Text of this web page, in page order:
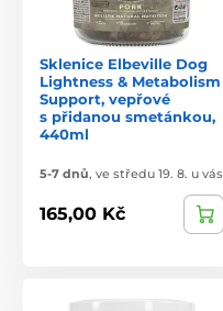
Sklenice Elbeville Dog
Lightness & Metabolism
Support, vepřové
s přidanou smetánkou,
440ml
5-7 dnů, ve středu 19. 8. u vás
165,00 Kč